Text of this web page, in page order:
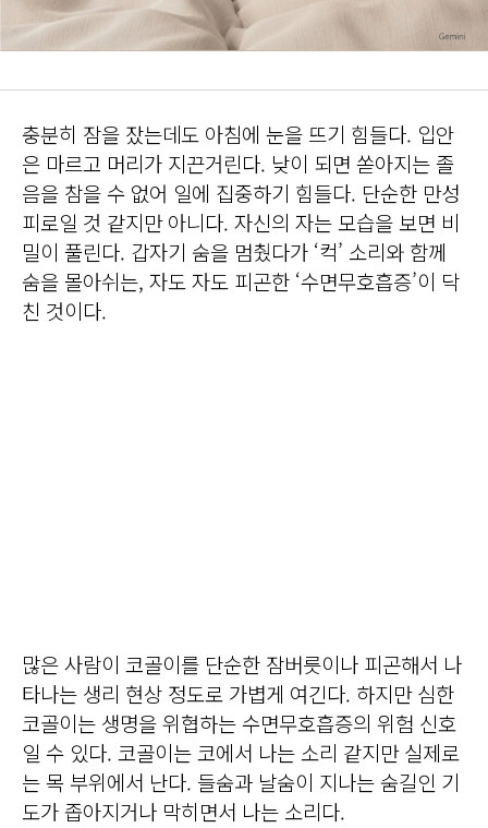
충분히 잠을 잤는데도 아침에 눈을 뜨기 힘들다. 입안
은 마르고 머리가 지끈거린다. 낮이 되면 쏟아지는 졸
음을 참을 수 없어 일에 집중하기 힘들다. 단순한 만성
피로일 것 같지만 아니다. 자신의 자는 모습을 보면 비
밀이 풀린다. 갑자기 숨을 멈췄다가 ‘컥’ 소리와 함께
숨을 몰아쉬는, 자도 자도 피곤한 ‘수면무호흡증’이 닥
친 것이다.
많은 사람이 코골이를 단순한 잠버릇이나 피곤해서 나
타나는 생리 현상 정도로 가볍게 여긴다. 하지만 심한
코골이는 생명을 위협하는 수면무호흡증의 위험 신호
일 수 있다. 코골이는 코에서 나는 소리 같지만 실제로
는 목 부위에서 난다. 들숨과 날숨이 지나는 숨길인 기
도가 좁아지거나 막히면서 나는 소리다.